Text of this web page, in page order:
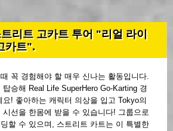
리트 고카트 투어 "리얼 라이
카트".
꼭 경험해야 할 매우 신나는 활동입니다.
승해 Real Life SuperHero Go-Karting 경
! 좋아하는 캐릭터 의상을 입고 Tokyo의
시선을 한몸에 받을 수 있습니다! 그룹으로
할 수 있으며, 스트리트 카트는 이 특별한